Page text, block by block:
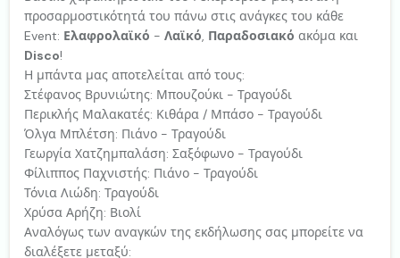
προσαρμοστικότητά του πάνω στις ανάγκες του κάθε
Event: Ελαφρολαϊκό - Λαϊκό Παραδοσιακό ακόμα και
Disco!
Η μπάντα μας αποτελείται από τους:
Στέφανος Βρυνιώτης: Μπουζούκι - Τραγούδι
Περικλής Μαλακατές: Κιθάρα / Μπάσο - Τραγούδι
Όλγα Μπλέτση: Πιάνο - Τραγούδι
Γεωργία Χατζημπαλάση: Σαξόφωνο - Τραγούδι
Φίλιππος Παχνιστής: Πιάνο - Τραγούδι
Τόνια Λιώδη: Τραγούδι
Χρύσα Αρήζη: Βιολί
Αναλόγως των αναγκών της εκδήλωσης σας μπορείτε να
διαλέξετε μεταξύ: